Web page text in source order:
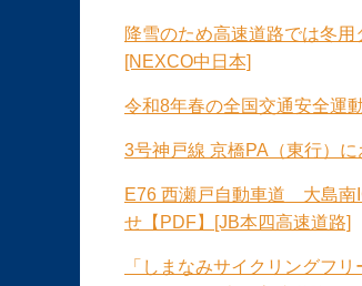
降雪のため高速道路では冬
[NEXCO中日本]
令和8年春の全国交通安全運
3号神戸線 京橋PA（東行）
E76 西瀬戸自動車道 大島南
せ【PDF】[JB本四高速道路]
「しまなみサイクリングフ